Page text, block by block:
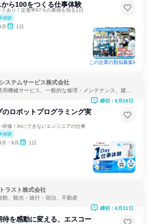
ら100をつくる仕事体験
あり！定着率97％の裏側を知る1日
体験
1日
この企業の類似募集
ステムサービス株式会社
用機械サービス、一般的な修理・メンテナンス、建
のロボットプログラミング実
研修！AIにできないエンジニアの仕事
体験
・9月 1日
締切：8月28日
ラスト株式会社
館、観光・旅行・宿泊、不動産
待を感動に変える、エスコー
締切：8月31日